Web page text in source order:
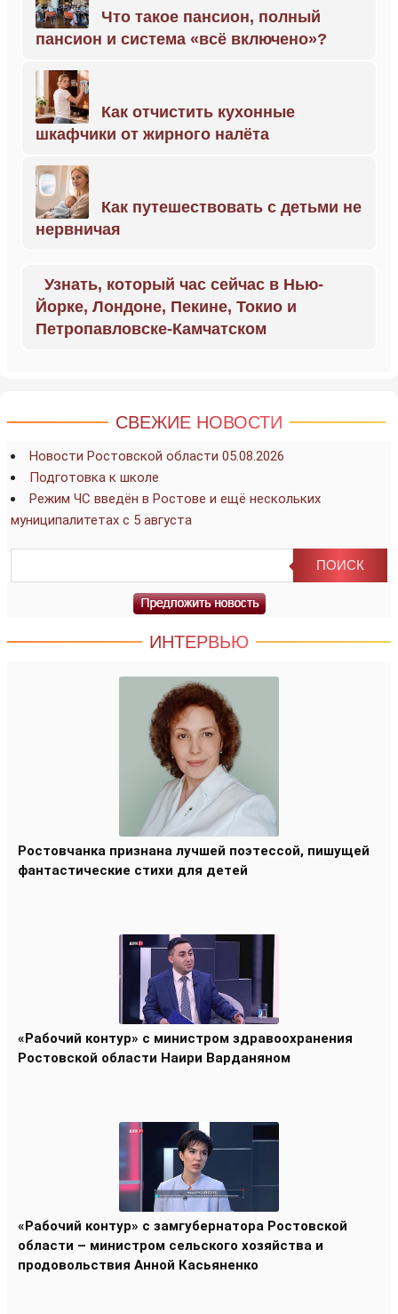
Что такое пансион, полный
пансион и система «всё включено»?
Как отчистить кухонные
шкафчики от жирного налёта
Как путешествовать с детьми не
нервничая
Узнать, который час сейчас в Нью-
Йорке, Лондоне, Пекине, Токио и
Петропавловске-Камчатском
СВЕЖИЕ НОВОСТИ
Новости Ростовской области 05.08.2026
Подготовка к школе
Режим ЧС введён в Ростове и ещё нескольких
муниципалитетах с 5 августа
ИНТЕРВЬЮ
Ростовчанка признана лучшей поэтессой, пишущей
фантастические стихи для детей
«Рабочий контур» с министром здравоохранения
Ростовской области Наири Варданяном
«Рабочий контур» с замгубернатора Ростовской
области – министром сельского хозяйства и
продовольствия Анной Касьяненко